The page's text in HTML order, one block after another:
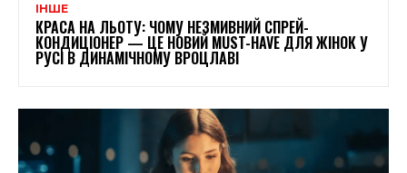
ІНШЕ
КРАСА НА ЛЬОТУ: ЧОМУ НЕЗМИВНИЙ СПРЕЙ-
КОНДИЦІОНЕР — ЦЕ НОВИЙ MUST-HAVE ДЛЯ ЖІНОК У
РУСІ В ДИНАМІЧНОМУ ВРОЦЛАВІ